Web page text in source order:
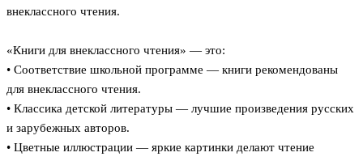
внеклассного чтения.
«Книги для внеклассного чтения» — это:
• Соответствие школьной программе — книги рекомендованы
для внеклассного чтения.
• Классика детской литературы — лучшие произведения русских
и зарубежных авторов.
• Цветные иллюстрации — яркие картинки делают чтение